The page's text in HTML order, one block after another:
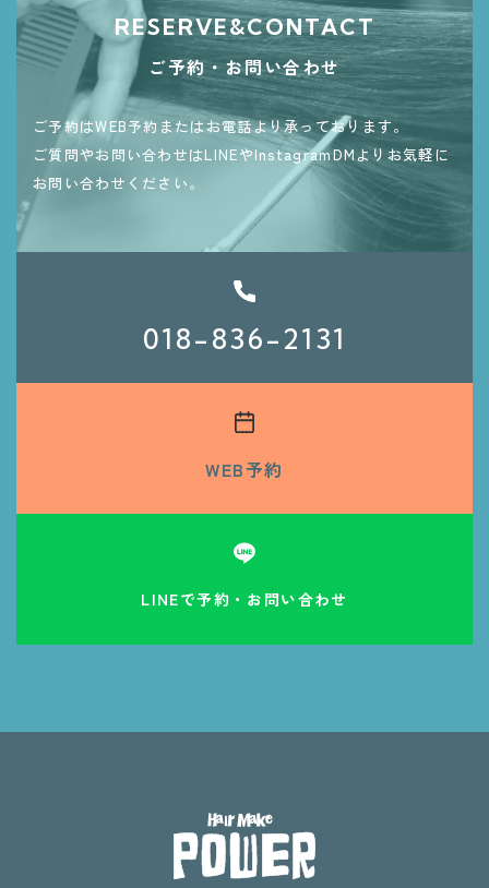
RESERVE&CONTACT
ご予約・お問い合わせ
ご予約はWEB予約またはお電話より承っております。
ご質問やお問い合わせはLINEやInstagramDMよりお気軽に
お問い合わせください。
018-836-2131
WEB予約
LINEで予約・お問い合わせ